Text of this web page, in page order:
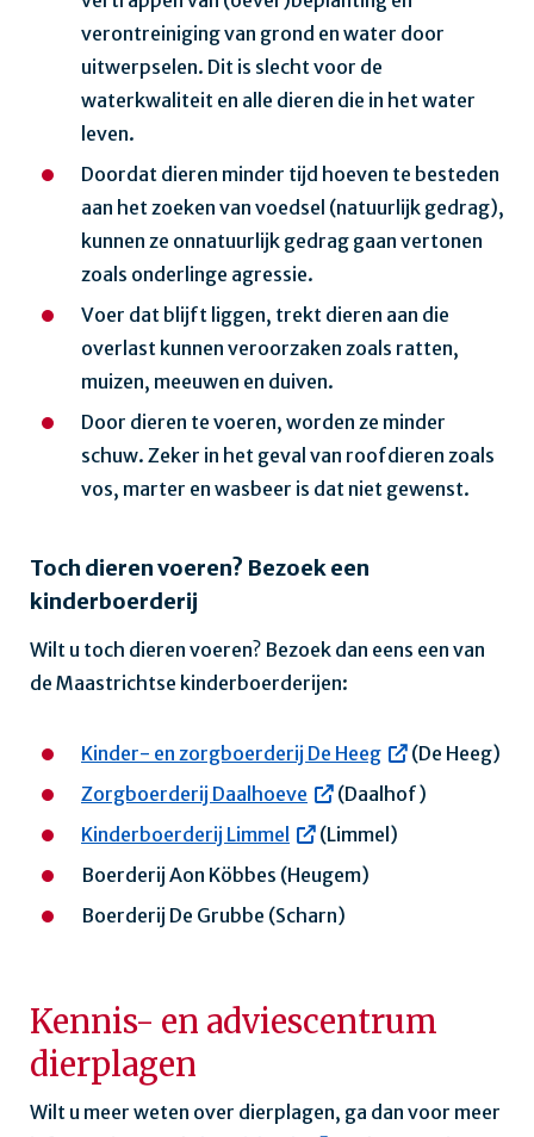
verontreiniging van grond en water door
uitwerpselen. Dit is slecht voor de
waterkwaliteit en alle dieren die in het water
leven.
Doordat dieren minder tijd hoeven te besteden
aan het zoeken van voedsel (natuurlijk gedrag),
kunnen ze onnatuurlijk gedrag gaan vertonen
zoals onderlinge agressie.
Voer dat blijft liggen, trekt dieren aan die
overlast kunnen veroorzaken zoals ratten,
muizen, meeuwen en duiven.
Door dieren te voeren, worden ze minder
schuw. Zeker in het geval van roofdieren zoals
vos, marter en wasbeer is dat niet gewenst.
Toch dieren voeren? Bezoek een
kinderboerderij
Wilt u toch dieren voeren? Bezoek dan eens een van
de Maastrichtse kinderboerderijen:
Kinder- en zorgboerderij De Heeg
(De Heeg)
Zorgboerderij Daalhoeve
(Daalhof)
Kinderboerderij Limmel
(Limmel)
Boerderij Aon Köbbes (Heugem)
Boerderij De Grubbe (Scharn)
Kennis- en adviescentrum
dierplagen
Wilt u meer weten over dierplagen, ga dan voor meer